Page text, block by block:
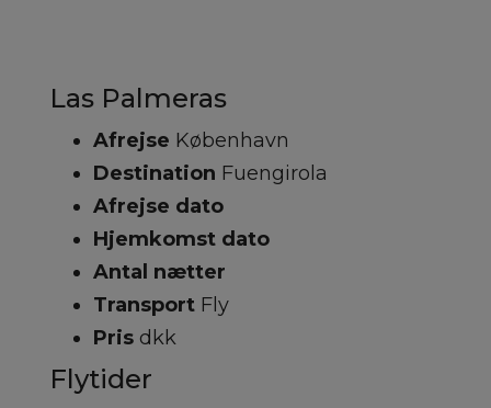
Las Palmeras
Afrejse København
Destination Fuengirola
Afrejse dato
Hjemkomst dato
Antal nætter
Transport Fly
Pris dkk
Flytider